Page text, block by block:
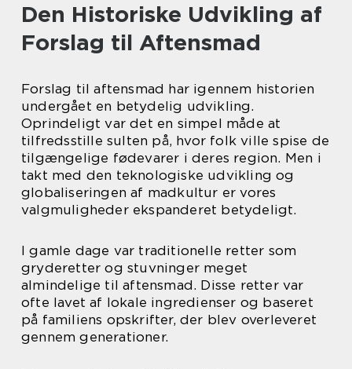
Den Historiske Udvikling af
Forslag til Aftensmad
Forslag til aftensmad har igennem historien
undergået en betydelig udvikling.
Oprindeligt var det en simpel måde at
tilfredsstille sulten på, hvor folk ville spise de
tilgængelige fødevarer i deres region. Men i
takt med den teknologiske udvikling og
globaliseringen af madkultur er vores
valgmuligheder ekspanderet betydeligt.
I gamle dage var traditionelle retter som
gryderetter og stuvninger meget
almindelige til aftensmad. Disse retter var
ofte lavet af lokale ingredienser og baseret
på familiens opskrifter, der blev overleveret
gennem generationer.